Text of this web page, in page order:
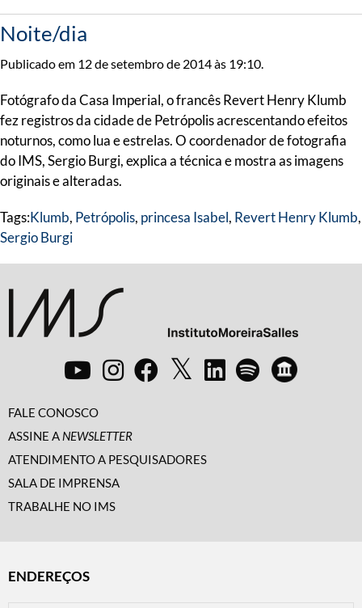
Noite/dia
Publicado em 12 de setembro de 2014 às 19:10.
Fotógrafo da Casa Imperial, o francês Revert Henry Klumb
fez registros da cidade de Petrópolis acrescentando efeitos
noturnos, como lua e estrelas. O coordenador de fotografia
do IMS, Sergio Burgi, explica a técnica e mostra as imagens
originais e alteradas.
Tags:Klumb, Petrópolis, princesa Isabel, Revert Henry Klumb,
Sergio Burgi
FALE CONOSCO
ASSINE A NEWSLETTER
ATENDIMENTO A PESQUISADORES
SALA DE IMPRENSA
TRABALHE NO IMS
ENDEREÇOS